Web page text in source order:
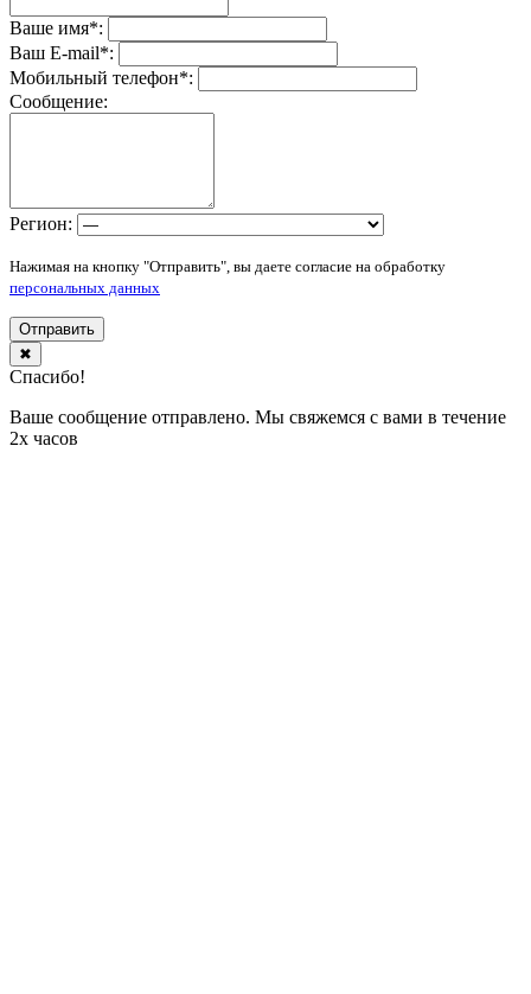
Ваше имя*:
Ваш E-mail*:
Мобильный телефон*:
Сообщение:
Регион:
Нажимая на кнопку "Отправить", вы даете согласие на обработку
персональных данных
Отправить
✖
Спасибо!
Ваше сообщение отправлено. Мы свяжемся с вами в течение
2х часов